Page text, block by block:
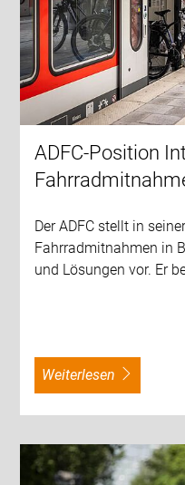
ADFC-Position
Der ADFC stellt in
Fahrradmitnahmen in
und Lösungen vor. Er
weiterlesen